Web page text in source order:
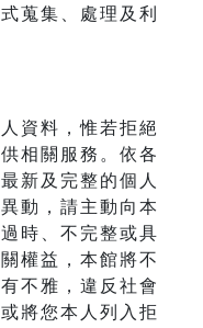
蒐集、處理及利
資料，惟若拒絕
相關服務。依各
新及完整的個人
動，請主動向本
時、不完整或具
權益，本館將不
不雅，違反社會
將您本人列入拒